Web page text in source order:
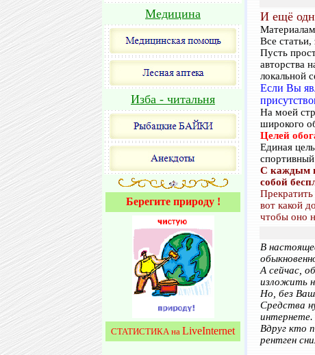
Медицина
Изба - читальня
Берегите природу !
СТАТИСТИКА на LiveInternet
И ещё
Все
Пусть
авторства
локальной
Если Вы
На моей
широкого
Целей
Единая
С каждым
собой
вот какой
чтобы оно
В
А сейчас,
изложить
Но, без
Средства
интернете.
Вдруг кто
рентген